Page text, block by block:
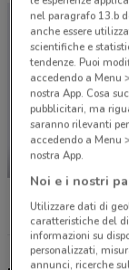
Lidl
nel paragrafo 13.b
anche essere
scientifiche e
tendenze. Puoi
accedendo a Menu
nostra App. Cosa
pubblicitari, ma
saranno rilevanti
accedendo a Menu
nostra App.
Noi e i nostri
Utilizzare dati di
caratteristiche del
informazioni su
personalizzati,
annunci, ricerche